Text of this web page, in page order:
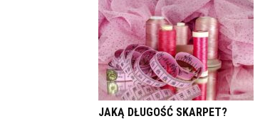
JAKĄ DŁUGOŚĆ SKARPET?